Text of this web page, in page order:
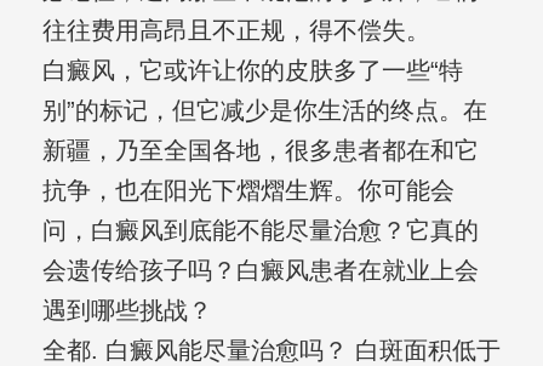
往往费用高昂且不正规，得不偿失。
白癜风，它或许让你的皮肤多了一些“特
别”的标记，但它减少是你生活的终点。在
新疆，乃至全国各地，很多患者都在和它
抗争，也在阳光下熠熠生辉。你可能会
问，白癜风到底能不能尽量治愈？它真的
会遗传给孩子吗？白癜风患者在就业上会
遇到哪些挑战？
全都. 白癜风能尽量治愈吗？ 白斑面积低于